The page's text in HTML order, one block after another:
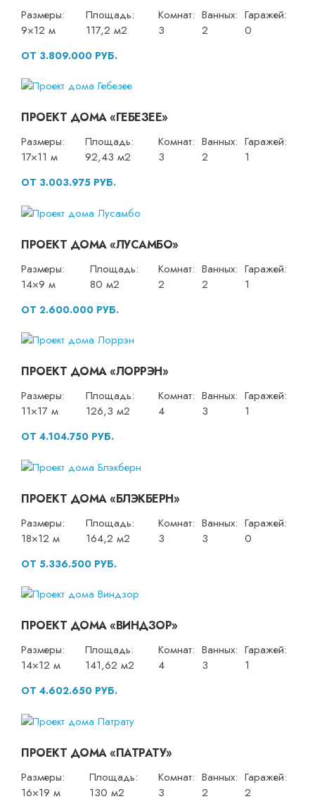
Размеры:
9×12 м
Площадь:
117,2 м2
Комнат:
3
Ванных:
2
Гаражей:
0
ОТ 3.809.000 РУБ.
ПРОЕКТ ДОМА «ГЕБЕЗЕЕ»
Размеры:
17×11 м
Площадь:
92,43 м2
Комнат:
3
Ванных:
2
Гаражей:
1
ОТ 3.003.975 РУБ.
ПРОЕКТ ДОМА «ЛУСАМБО»
Размеры:
14×9 м
Площадь:
80 м2
Комнат:
2
Ванных:
2
Гаражей:
1
ОТ 2.600.000 РУБ.
ПРОЕКТ ДОМА «ЛОРРЭН»
Размеры:
11×17 м
Площадь:
126,3 м2
Комнат:
4
Ванных:
3
Гаражей:
1
ОТ 4.104.750 РУБ.
ПРОЕКТ ДОМА «БЛЭКБЕРН»
Размеры:
18×12 м
Площадь:
164,2 м2
Комнат:
3
Ванных:
3
Гаражей:
0
ОТ 5.336.500 РУБ.
ПРОЕКТ ДОМА «ВИНДЗОР»
Размеры:
14×12 м
Площадь:
141,62 м2
Комнат:
4
Ванных:
3
Гаражей:
1
ОТ 4.602.650 РУБ.
ПРОЕКТ ДОМА «ПАТРАТУ»
Размеры:
16×19 м
Площадь:
130 м2
Комнат:
3
Ванных:
2
Гаражей:
2